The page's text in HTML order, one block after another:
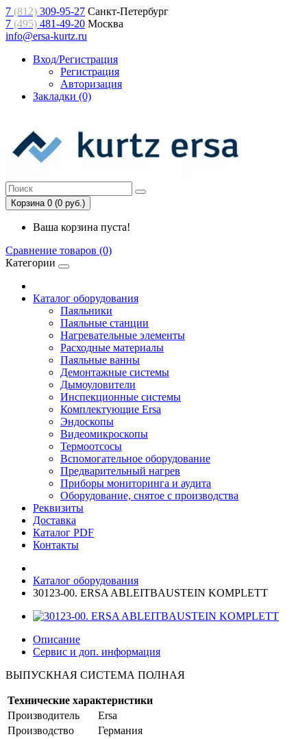
7 (812) 309-95-27 Санкт-Петербург
7 (495) 481-49-20 Москва
info@ersa-kurtz.ru
Вход/Регистрация
Регистрация
Авторизация
Закладки (0)
Корзина 0 (0 руб.)
Ваша корзина пуста!
Сравнение товаров (0)
Категории
Каталог оборудования
Паяльники
Паяльные станции
Нагревательные элементы
Расходные материалы
Паяльные ванны
Демонтажные системы
Дымоуловители
Инспекционные системы
Комплектующие Ersa
Эндоскопы
Видеомикроскопы
Термоотсосы
Вспомогательное оборудование
Предварительный нагрев
Приборы мониторинга и аудита
Оборудование, снятое с производства
Реквизиты
Доставка
Каталог PDF
Контакты
Каталог оборудования
30123-00. ERSA ABLEITBAUSTEIN KOMPLETT
Описание
Сервис и доп. информация
ВЫПУСКНАЯ СИСТЕМА ПОЛНАЯ
Технические характеристики
Производитель
Ersa
Производство
Германия